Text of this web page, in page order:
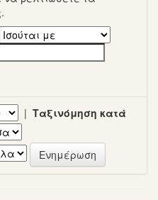
| Ταξινόμηση κατά